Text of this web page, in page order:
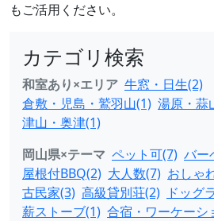
もご活用ください。
カテゴリ検索
和室あり×エリア 牛窓・日生(2)
倉敷・児島・鷲羽山(1) 湯原・蒜
津山・奥津(1)
岡山県×テーマ ペット可(7) バー
屋根付BBQ(2) 大人数(7) おしゃ
古民家(3) 高級貸別荘(2) ドッグ
薪ストーブ(1) 合宿・ワーケーシ